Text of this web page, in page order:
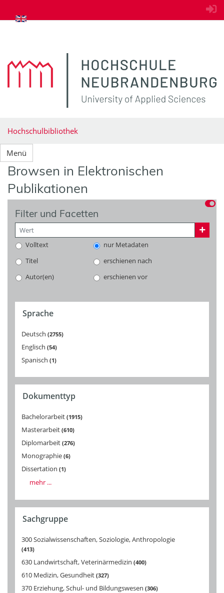
zum Inhalt springen
Hochschulbibliothek
Menü
Browsen in Elektronischen
Publikationen
Filter und Facetten
Volltext
nur Metadaten
Titel
erschienen nach
Autor(en)
erschienen vor
Sprache
Deutsch 2755
Englisch 54
Spanisch 1
Dokumenttyp
Bachelorarbeit 1915
Masterarbeit 610
Diplomarbeit 276
Monographie 6
Dissertation 1
mehr ...
Sachgruppe
300 Sozialwissenschaften, Soziologie, Anthropologie
413
630 Landwirtschaft, Veterinärmedizin 400
610 Medizin, Gesundheit 327
370 Erziehung, Schul- und Bildungswesen 306